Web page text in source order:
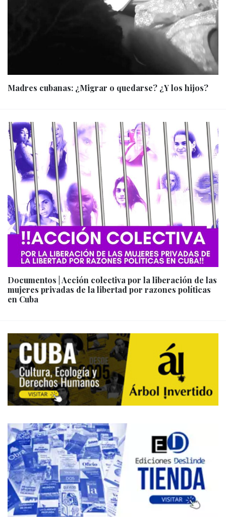
Madres cubanas: ¿Migrar o quedarse? ¿Y los hijos?
Documentos | Acción colectiva por la liberación de las
mujeres privadas de la libertad por razones políticas
en Cuba